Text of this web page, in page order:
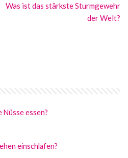
Was ist das stärkste Sturmgewehr
der Welt?
Nüsse essen?
einschlafen?